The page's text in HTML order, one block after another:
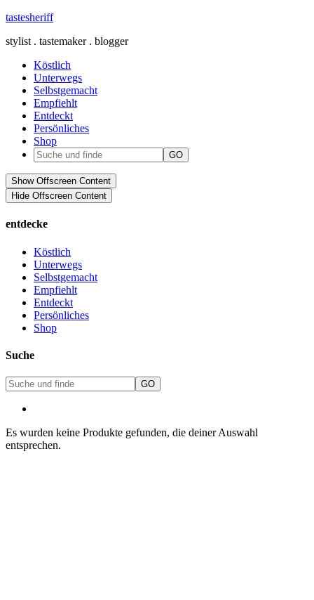
tastesheriff
stylist . tastemaker . blogger
Köstlich
Unterwegs
Selbstgemacht
Empfiehlt
Entdeckt
Persönliches
Shop
Show Offscreen Content
Hide Offscreen Content
entdecke
Köstlich
Unterwegs
Selbstgemacht
Empfiehlt
Entdeckt
Persönliches
Shop
Suche
Es wurden keine Produkte gefunden, die deiner Auswahl
entsprechen.